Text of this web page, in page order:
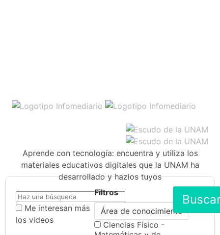
Aprende con tecnología: encuentra y utiliza los
materiales educativos digitales que la UNAM ha
desarrollado y hazlos tuyos
Me interesan más
los videos
Filtros
Área de conocimiento
Ciencias Físico -